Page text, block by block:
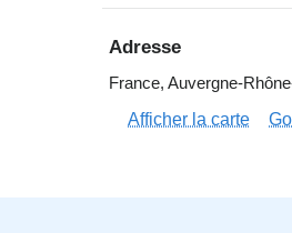
Adresse
France, Auvergne-
Afficher la carte